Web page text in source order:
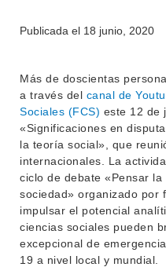
Publicada el 18 junio, 2020
Más de doscientas
a través del canal de
Sociales (FCS) este 12 de
«Significaciones en
la teoría social», que
internacionales. La
ciclo de debate «Pensar
sociedad» organizado por
impulsar el potencial
ciencias sociales pueden
excepcional de
19 a nivel local y mundial.